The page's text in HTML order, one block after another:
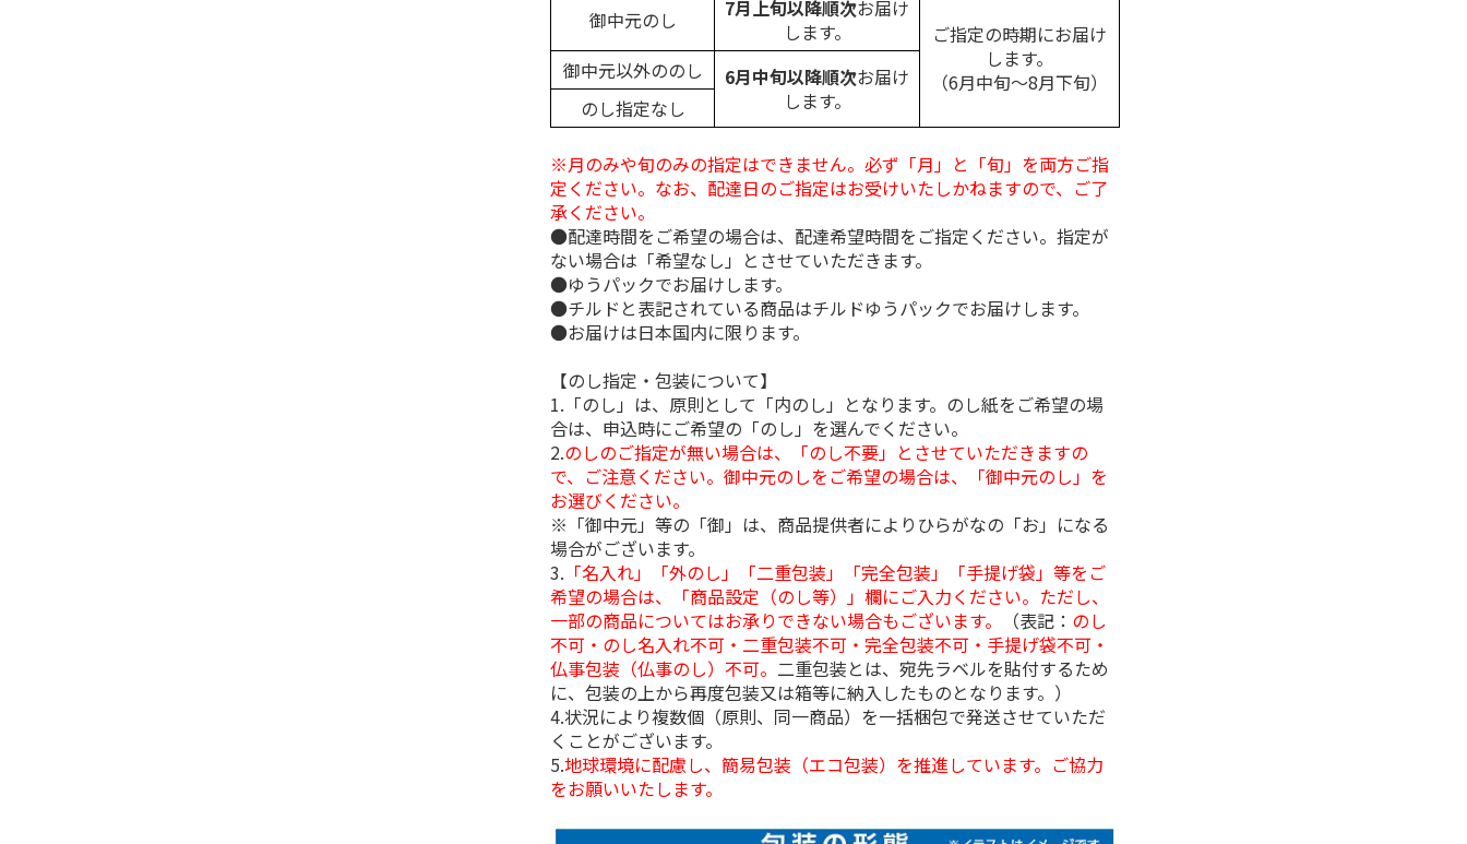
御中元のし
7月上旬以降順次お届け
します。
ご指定の時期にお届け
します。
（6月中旬～8月下旬）
御中元以外ののし 6月中旬以降順次お届け
します。
のし指定なし
※月のみや旬のみの指定はできません。必ず「月」と「旬」を両方ご指
定ください。なお、配達日のご指定はお受けいたしかねますので、ご了
承ください。
●配達時間をご希望の場合は、配達希望時間をご指定ください。指定が
ない場合は「希望なし」とさせていただきます。
●ゆうパックでお届けします。
●チルドと表記されている商品はチルドゆうパックでお届けします。
●お届けは日本国内に限ります。
【のし指定・包装について】
1.「のし」は、原則として「内のし」となります。のし紙をご希望の場
合は、申込時にご希望の「のし」を選んでください。
2.のしのご指定が無い場合は、「のし不要」とさせていただきますの
で、ご注意ください。御中元のしをご希望の場合は、「御中元のし」を
お選びください。
※「御中元」等の「御」は、商品提供者によりひらがなの「お」になる
場合がございます。
3. 「名入れ」「外のし」「二重包装」「完全包装」「手提げ袋」等をご
希望の場合は、「商品設定（のし等）」欄にご入力ください。ただし、
一部の商品についてはお承りできない場合もございます。
（表記： のし
不可・のし名入れ不可・二重包装不可・完全包装不可・手提げ袋不可・
仏事包装（仏事のし）不可。 二重包装とは、宛先ラベルを貼付するため
に、包装の上から再度包装又は箱等に納入したものとなります。）
4.状況により複数個（原則、同一商品）を一括梱包で発送させていただ
くことがございます。
5.地球環境に配慮し、簡易包装（エコ包装）を推進しています。ご協力
をお願いいたします。